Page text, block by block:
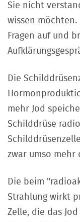
Sie nicht
wissen möchten.
Fragen auf und
Die
mehr Jod
Schilddrüse
zwar umso mehr
Die beim
Strahlung wirkt
Zelle, die das